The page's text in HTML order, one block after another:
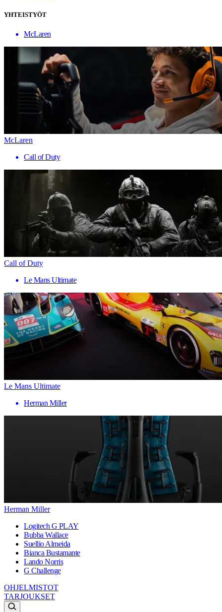
YHTEISTYÖT
McLaren
McLaren
Call of Duty
Call of Duty
Le Mans Ultimate
Le Mans Ultimate
Herman Miller
Herman Miller
Logitech G PLAY
Bubba Wallace
Suellio Almeida
Bianca Bustamante
Lando Norris
G Challenge
OHJELMISTOT
TARJOUKSET